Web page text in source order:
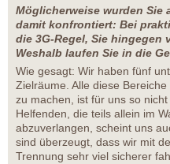
Möglicherweise wurden Sie
damit konfrontiert: Bei
die 3G-Regel, Sie hingegen
Weshalb laufen Sie in die
Wie gesagt: Wir haben fünf
Zielräume. Alle diese
zu machen, ist für uns so
Helfenden, die teils allein im
abzuverlangen, scheint uns
sind überzeugt, dass wir mit
Trennung sehr viel sicherer